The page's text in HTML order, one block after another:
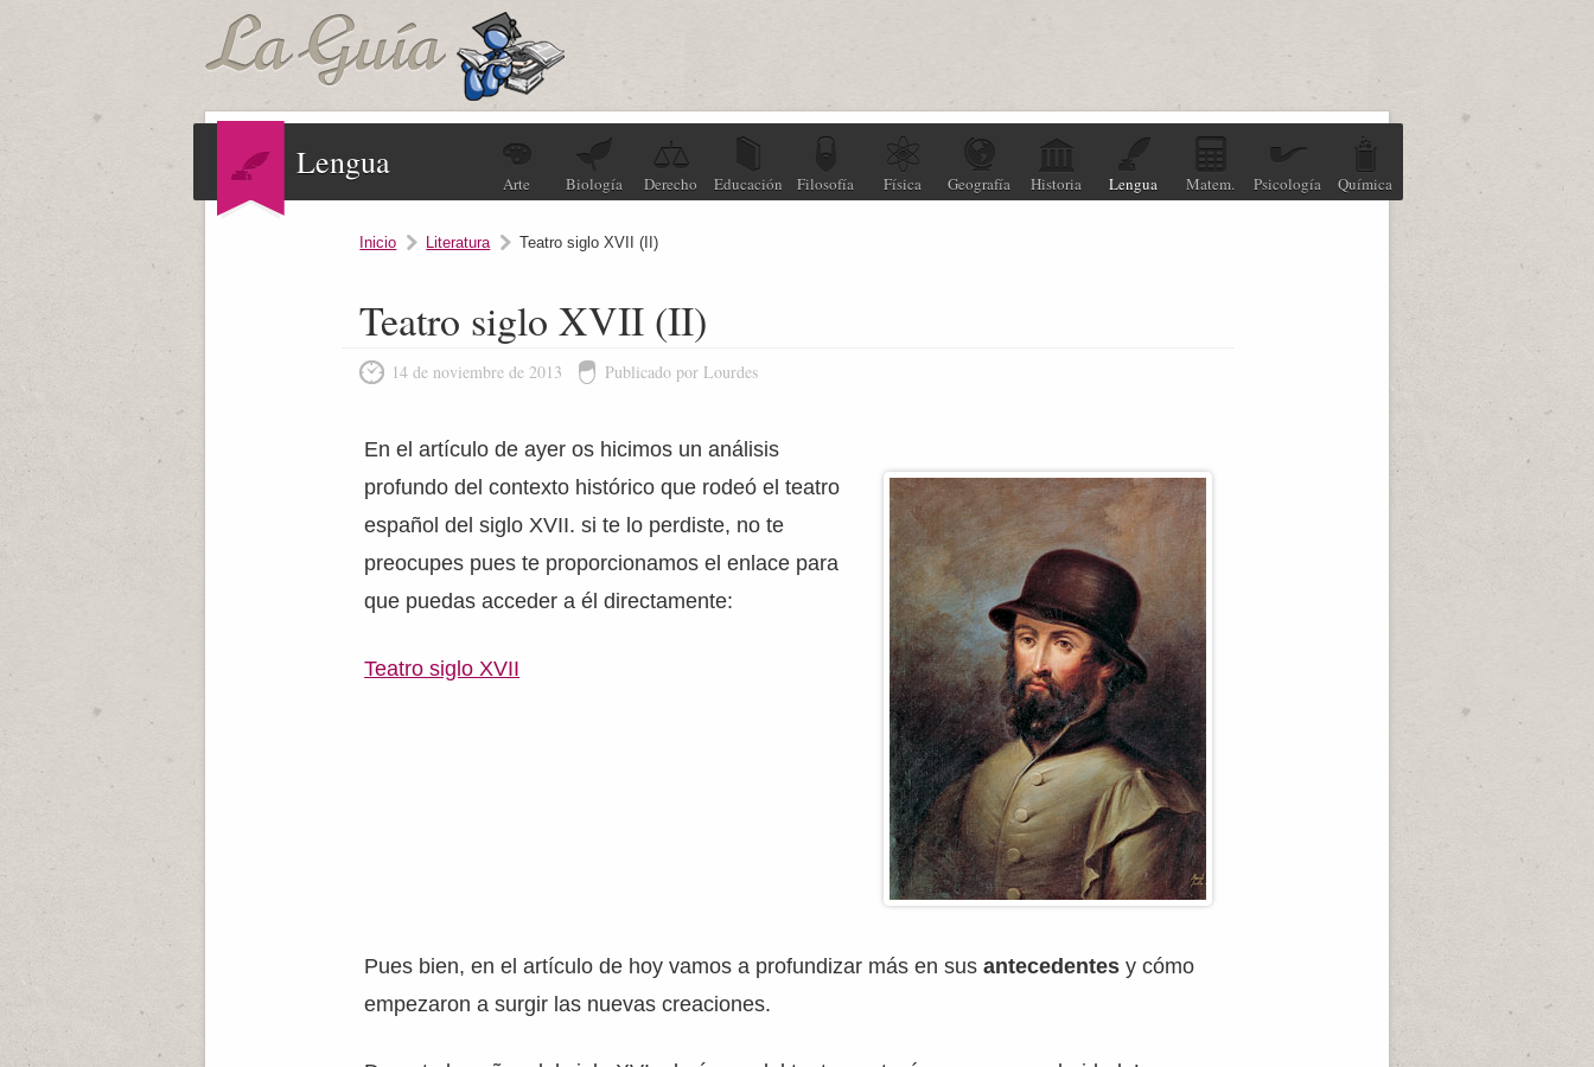
Lengua
Arte Biología Derecho Educación Filosofía Física Geografía Historia Lengua Matem. Psicología Química
Inicio Literatura Teatro siglo XVII (II)
Teatro siglo XVII (II)
14 de noviembre de 2013 Publicado por Lourdes
En el artículo de ayer os hicimos un análisis
profundo del contexto histórico que rodeó el teatro
español del siglo XVII. si te lo perdiste, no te
preocupes pues te proporcionamos el enlace para
que puedas acceder a él directamente:
Teatro siglo XVII
Pues bien, en el artículo de hoy vamos a profundizar más en susantecedentesy cómo
empezaron a surgir las nuevas creaciones.